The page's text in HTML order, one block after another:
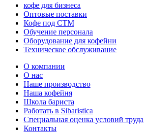
кофе для бизнеса
Оптовые поставки
Кофе под СТМ
Обучение персонала
Оборудование для кофейни
Техническое обслуживание
О компании
О нас
Наше производство
Наша кофейня
Школа бариста
Работать в Sibaristica
Специальная оценка условий труда
Контакты